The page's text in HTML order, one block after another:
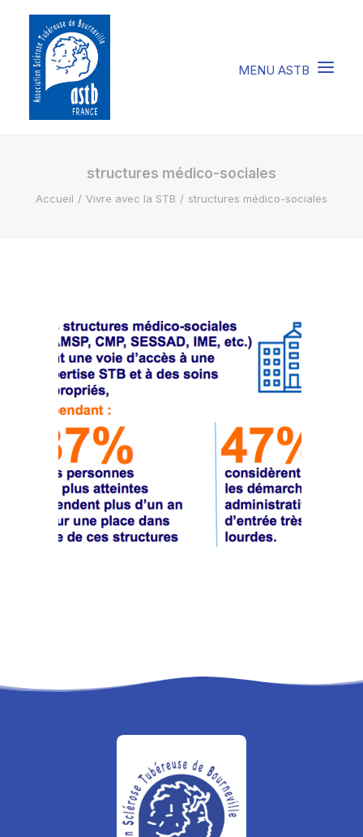
COMPRENDRE LA STB
SOIGNER LA STB
FAIRE UN DON
RECHERCHE
PANIER
structures médico-sociales
Accueil Vivre avec la STB structures médico-sociales